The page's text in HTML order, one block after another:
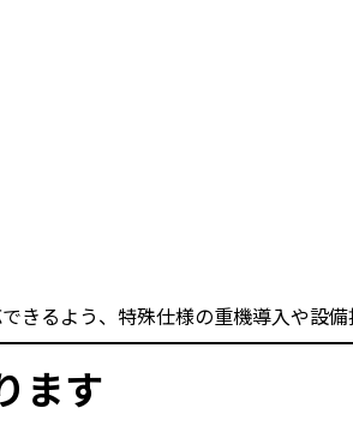
きるよう、特殊仕様の重機導入や設
ます